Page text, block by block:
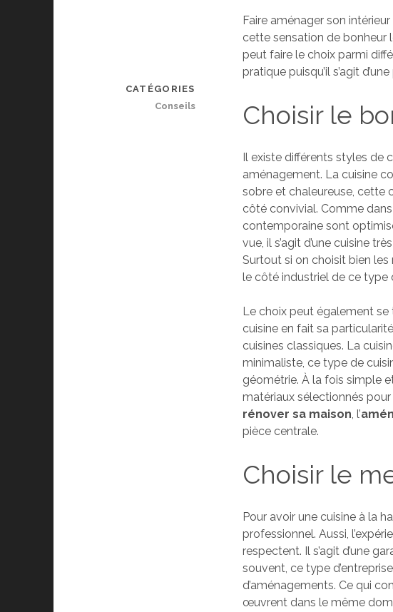
Faire aménager son
cette sensation de bonheur
peut faire le choix parmi
pratique puisqu’il s’agit
Choisir le
Il existe différents styles de
aménagement. La cuisine
sobre et chaleureuse, cette
côté convivial. Comme
contemporaine sont
vue, il s’agit d’une cuisine
Surtout si on choisit bien
le côté industriel de ce type
Le choix peut également
cuisine en fait sa
cuisines classiques. La
minimaliste, ce type de
géométrie. À la fois simple
matériaux sélectionnés
rénover sa maison, l’
pièce centrale.
Choisir le
Pour avoir une cuisine à la
professionnel. Aussi,
respectent. Il s’agit d’une
souvent, ce type
d’aménagements. Ce qui
œuvrent dans le même
CATÉGORIES
Conseils